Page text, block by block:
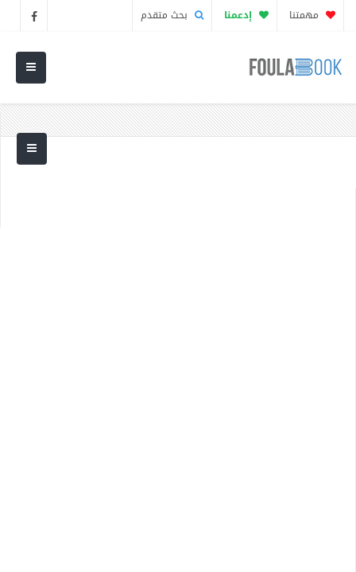
مهمتنا إدعمنا بحث متقدم